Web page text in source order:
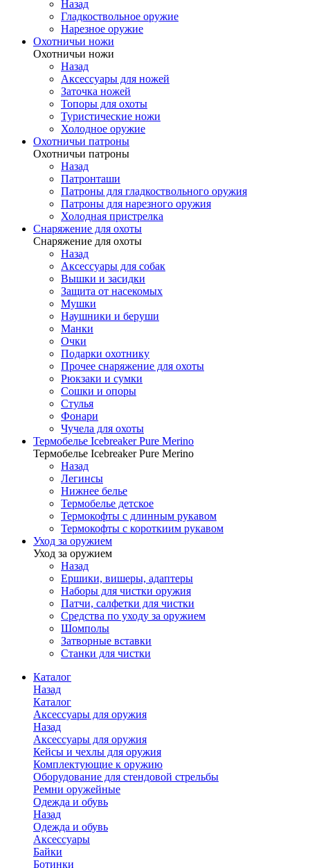
Назад
Гладкоствольное оружие
Нарезное оружие
Охотничьи ножи
Охотничьи ножи
Назад
Аксессуары для ножей
Заточка ножей
Топоры для охоты
Туристические ножи
Холодное оружие
Охотничьи патроны
Охотничьи патроны
Назад
Патронташи
Патроны для гладкоствольного оружия
Патроны для нарезного оружия
Холодная пристрелка
Снаряжение для охоты
Снаряжение для охоты
Назад
Аксессуары для собак
Вышки и засидки
Защита от насекомых
Мушки
Наушники и беруши
Манки
Очки
Подарки охотнику
Прочее снаряжение для охоты
Рюкзаки и сумки
Сошки и опоры
Стулья
Фонари
Чучела для охоты
Термобелье Icebreaker Pure Merino
Термобелье Icebreaker Pure Merino
Назад
Легинсы
Нижнее белье
Термобелье детское
Термокофты с длинным рукавом
Термокофты с короткиим рукавом
Уход за оружием
Уход за оружием
Назад
Ершики, вишеры, адаптеры
Наборы для чистки оружия
Патчи, салфетки для чистки
Средства по уходу за оружием
Шомполы
Затворные вставки
Станки для чистки
Каталог
Назад
Каталог
Аксессуары для оружия
Назад
Аксессуары для оружия
Кейсы и чехлы для оружия
Комплектующие к оружию
Оборудование для стендовой стрельбы
Ремни оружейные
Одежда и обувь
Назад
Одежда и обувь
Аксессуары
Байки
Ботинки